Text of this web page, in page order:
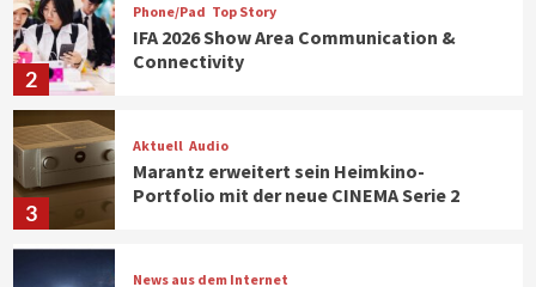
2
Phone/Pad Top Story
IFA 2026 Show Area Communication &
Connectivity
3
Aktuell Audio
Marantz erweitert sein Heimkino-
Portfolio mit der neue CINEMA Serie 2
News aus dem Internet